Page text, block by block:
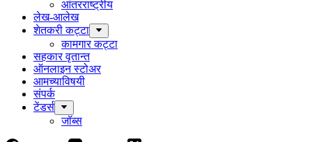
आंतरराष्ट्रीय
लेख-आलेख
शेतकरी कट्टा
कामगार कट्टा
सहकार वृतान्त
ऑनलाइन स्टोअर
आमच्याविषयी
संपर्क
टेंडर्स
जॉब्स